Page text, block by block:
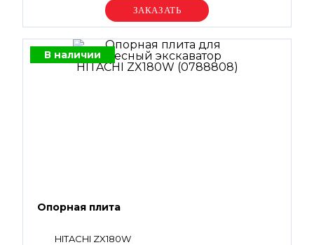
Уточняйте цену
В наличии
Опорная плита
HITACHI ZX180W